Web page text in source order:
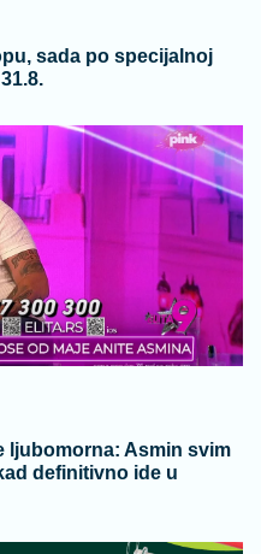
sada po specijalnoj
ljubomorna: Asmin svim
definitivno ide u